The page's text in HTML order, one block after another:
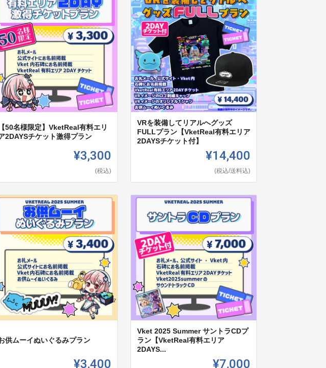
【50名様限定】VketReal有料エリ
2DAYSチケット激得プラン
¥3,300
(税込)
VRを装備してリアルへグッズ
FULLプラン【VketReal有料エリア
2DAYSチケット付】
¥14,400
(税込/送料込)
供ムーイぬいぐるみプラン
¥3,400
Vket 2025 Summer サントラCDプ
ラン【VketReal有料エリア
2DAYS...
¥7,000